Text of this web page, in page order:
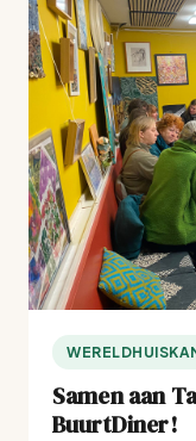
Samen aan
BuurtDiner!